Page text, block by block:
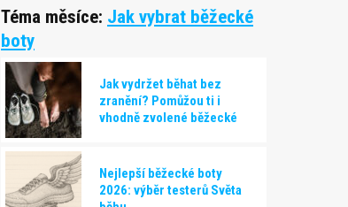
Téma měsíce: Jak vybrat běžecké
boty
Jak vydržet běhat bez
zranění? Pomůžou ti i
vhodně zvolené běžecké
Nejlepší běžecké boty
2026: výběr testerů Světa